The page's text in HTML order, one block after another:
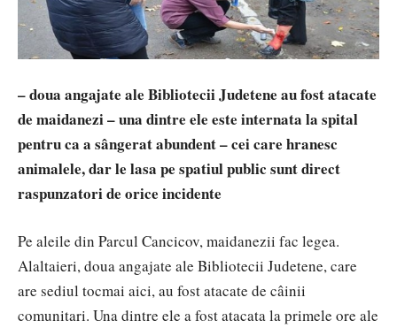
– doua angajate ale Bibliotecii Judetene au fost atacate
de maidanezi – una dintre ele este internata la spital
pentru ca a sângerat abundent – cei care hranesc
animalele, dar le lasa pe spatiul public sunt direct
raspunzatori de orice incidente
Pe aleile din Parcul Cancicov, maidanezii fac legea.
Alaltaieri, doua angajate ale Bibliotecii Judetene, care
are sediul tocmai aici, au fost atacate de câinii
comunitari. Una dintre ele a fost atacata la primele ore ale